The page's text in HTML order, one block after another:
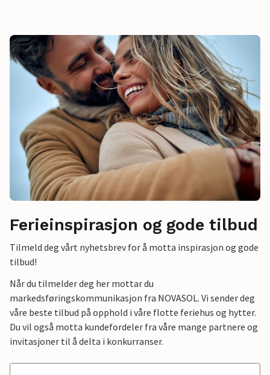
Ferieinspirasjon og gode tilbud
Tilmeld deg vårt nyhetsbrev for å motta inspirasjon og gode
tilbud!
Når du tilmelder deg her mottar du
markedsføringskommunikasjon fra NOVASOL. Vi sender deg
våre beste tilbud på opphold i våre flotte feriehus og hytter.
Du vil også motta kundefordeler fra våre mange partnere og
invitasjoner til å delta i konkurranser.